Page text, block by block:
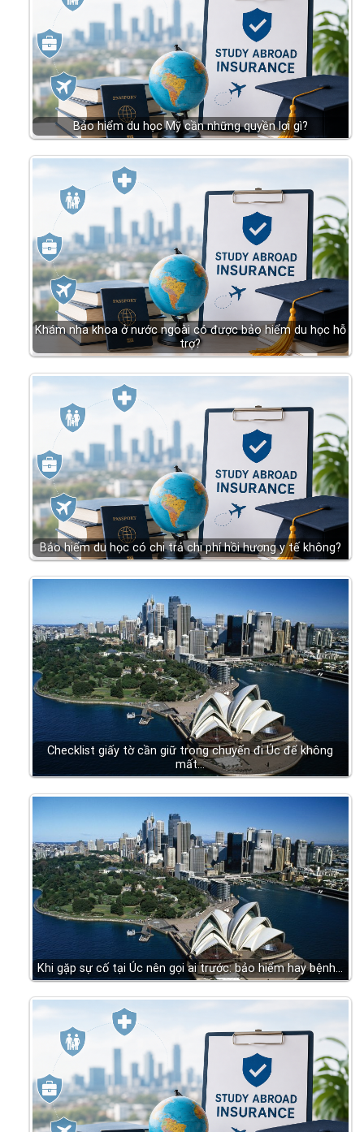
Bảo hiểm du học Mỹ cần những quyền lợi gì?
Khám nha khoa ở nước ngoài có được bảo hiểm du học hỗ
trợ?
Bảo hiểm du học có chi trả chi phí hồi hương y tế không?
Checklist giấy tờ cần giữ trong chuyến đi Úc để không
mất…
Khi gặp sự cố tại Úc nên gọi ai trước: bảo hiểm hay bệnh…